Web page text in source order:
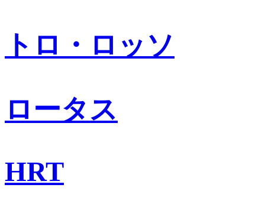
トロ・ロッソ
ロータス
HRT